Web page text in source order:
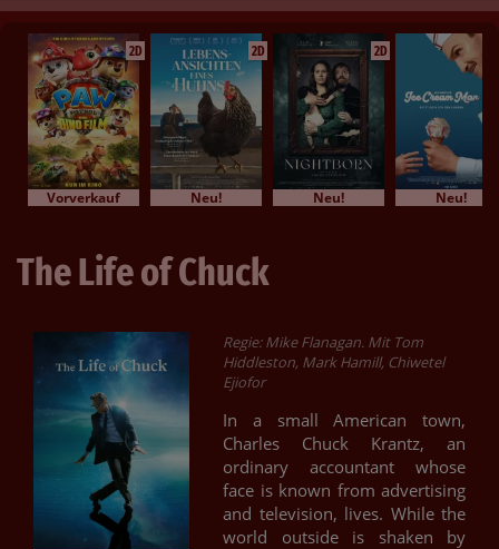
2D
Vorverkauf
2D
Neu!
2D
Neu! Neu!
The Life of Chuck
Regie: Mike Flanagan. Mit Tom
Hiddleston, Mark Hamill, Chiwetel
Ejiofor
In a small American town,
Charles Chuck Krantz, an
ordinary accountant whose
face is known from advertising
and television, lives. While the
world outside is shaken by